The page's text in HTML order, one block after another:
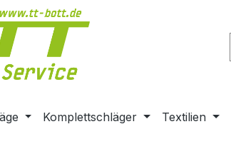
Komplettschläger Textilien